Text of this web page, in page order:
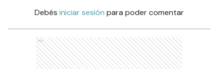
Debés iniciar sesión para poder comentar
Ads